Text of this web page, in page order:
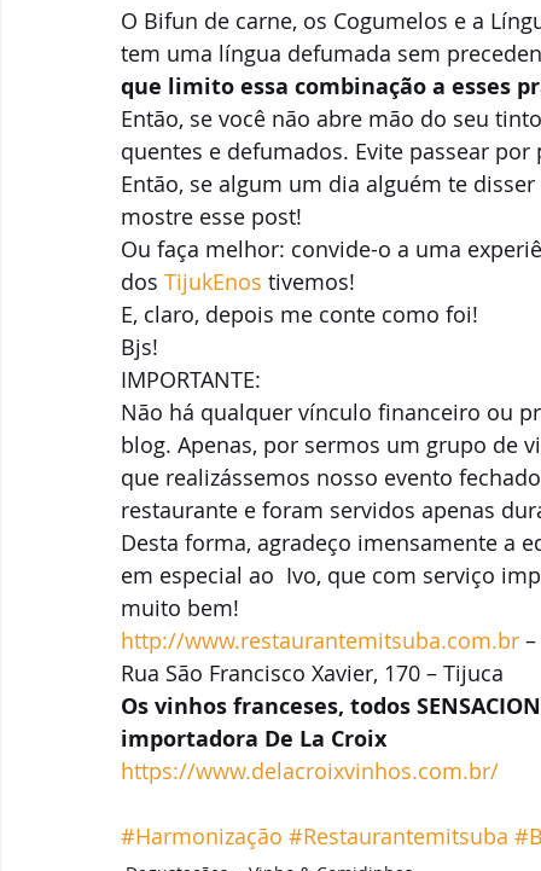
O Bifun de carne, os Cogumelos e a
tem uma língua defumada sem
que limito essa combinação a esses
Então, se você não abre mão do seu
quentes e defumados. Evite passear
Então, se algum um dia alguém te
mostre esse post!
Ou faça melhor: convide-o a uma
dos TijukEnos tivemos!
E, claro, depois me conte como foi!
Bjs!
IMPORTANTE:
Não há qualquer vínculo financeiro ou
blog. Apenas, por sermos um grupo de
que realizássemos nosso evento
restaurante e foram servidos apenas
Desta forma, agradeço imensamente a
em especial ao  Ivo, que com serviço
muito bem!
http://www.restaurantemitsuba.com.br
Rua São Francisco Xavier, 170 – Tijuca
Os vinhos franceses, todos
importadora De La Croix
https://www.delacroixvinhos.com.br/
#Harmonização #Restaurantemitsuba